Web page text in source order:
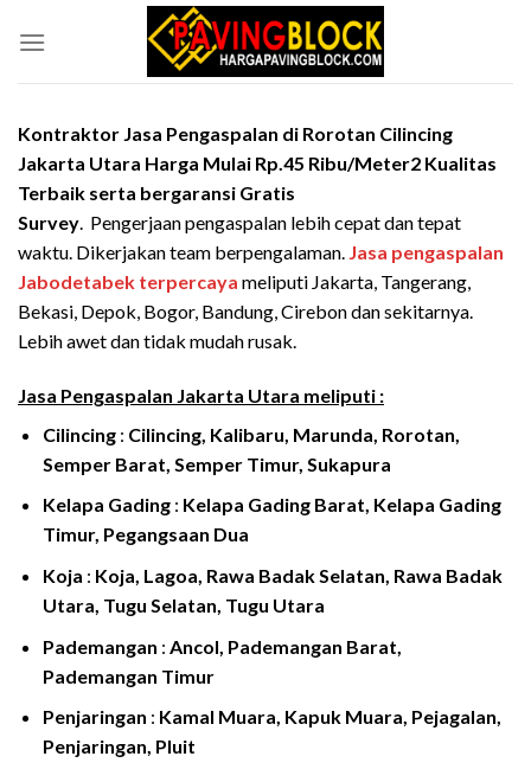
Kontraktor Jasa Pengaspalan di Rorotan Cilincing
Jakarta Utara Harga Mulai Rp.45 Ribu/Meter2 Kualitas
Terbaik serta bergaransi Gratis
Survey. Pengerjaan pengaspalan lebih cepat dan tepat
waktu. Dikerjakan team berpengalaman. Jasa pengaspalan
Jabodetabek terpercaya meliputi Jakarta, Tangerang,
Bekasi, Depok, Bogor, Bandung, Cirebon dan sekitarnya.
Lebih awet dan tidak mudah rusak.
Jasa Pengaspalan Jakarta Utara meliputi :
Cilincing: Cilincing, Kalibaru, Marunda, Rorotan,
Semper Barat, Semper Timur, Sukapura
Kelapa Gading : Kelapa Gading Barat, Kelapa Gading
Timur, Pegangsaan Dua
Koja : Koja, Lagoa, Rawa Badak Selatan, Rawa Badak
Utara, Tugu Selatan, Tugu Utara
Pademangan : Ancol, Pademangan Barat,
Pademangan Timur
Penjaringan : Kamal Muara, Kapuk Muara, Pejagalan,
Penjaringan, Pluit